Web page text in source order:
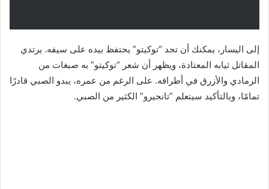
إلى اليسار، يمكنك أن تجد “توكيتو” يحتفظ بيده على سيفه. يرتدي
المقاتل ثيابه المعتادة، ويظهر أن شعر “توكيتو” به صبغات من
الرمادي والأزرق في أطرافه. على الرغم من عمره، يبدو الصبي قادرًا
تمامًا، وبالتأكيد سيتعلم “تانجيرو” الكثير من الصبي.